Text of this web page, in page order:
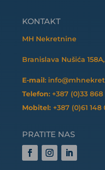
KONTAKT
MH Nekretnine
Branislava Nušića
E-mail:
Telefon: +387 (0)33 868
Mobitel: +387 (0)61 148
PRATITE NAS